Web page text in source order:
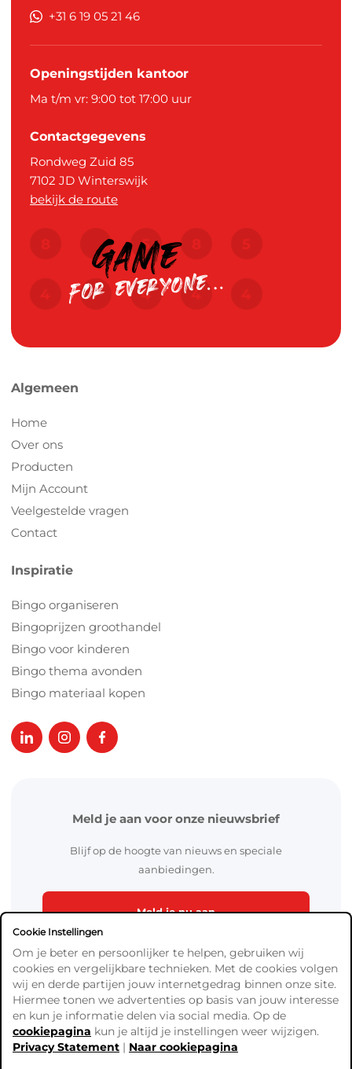
+31 6 19 05 21 46
Openingstijden kantoor
Ma t/m vr: 9:00 tot 17:00 uur
Contactgegevens
Rondweg Zuid 85
7102 JD Winterswijk
bekijk de route
Algemeen
Home
Over ons
Producten
Mijn Account
Veelgestelde vragen
Contact
Inspiratie
Bingo organiseren
Bingoprijzen groothandel
Bingo voor kinderen
Bingo thema avonden
Bingo materiaal kopen
Meld je aan voor onze nieuwsbrief
Blijf op de hoogte van nieuws en speciale
aanbiedingen.
Meld je nu aan
Algemene Voorwaarden
Verzend- en betaalinformatie
Cookie Instellingen
Om je beter en persoonlijker te helpen, gebruiken wij
cookies en vergelijkbare technieken. Met de cookies volgen
wij en derde partijen jouw internetgedrag binnen onze site.
Hiermee tonen we advertenties op basis van jouw interesse
en kun je informatie delen via social media. Op de
cookiepagina kun je altijd je instellingen weer wijzigen.
Privacy Statement | Naar cookiepagina